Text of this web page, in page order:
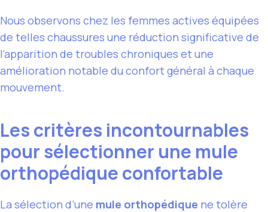
Nous observons chez les femmes actives équipées
de telles chaussures une réduction significative de
l’apparition de troubles chroniques et une
amélioration notable du confort général à chaque
mouvement.
Les critères incontournables
pour sélectionner une mule
orthopédique confortable
La sélection d’une mule orthopédique ne tolère